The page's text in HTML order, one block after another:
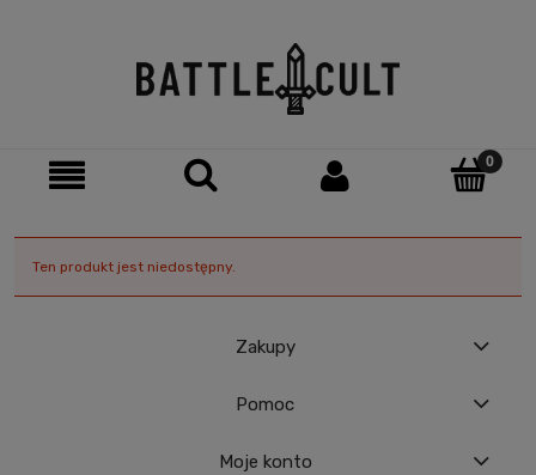
Ten produkt jest niedostępny.
Zakupy
Pomoc
Moje konto